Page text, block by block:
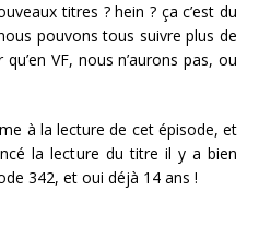
titres ? hein ? ça c’est du
pouvons tous suivre plus de
VF, nous n’aurons pas, ou
à la lecture de cet épisode, et
la lecture du titre il y a bien
342, et oui déjà 14 ans !